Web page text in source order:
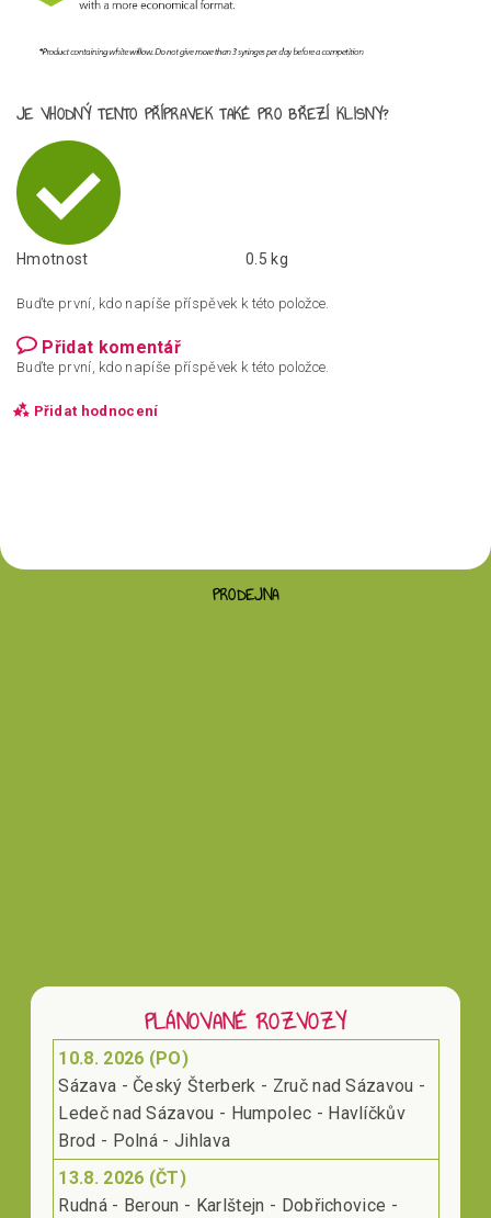
JE VHODNÝ TENTO PŘÍPRAVEK TAKÉ PRO BŘEZÍ KLISNY?
Hmotnost 0.5 kg
Buďte první, kdo napíše příspěvek k této položce.
Přidat komentář
Buďte první, kdo napíše příspěvek k této položce.
Přidat hodnocení
PRODEJNA
PLÁNOVANÉ ROZVOZY
10.8. 2026 (PO)
Sázava - Český Šterberk - Zruč nad Sázavou -
Ledeč nad Sázavou - Humpolec - Havlíčkův
Brod - Polná - Jihlava
13.8. 2026 (ČT)
Rudná - Beroun - Karlštejn - Dobřichovice -